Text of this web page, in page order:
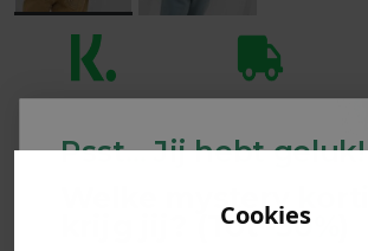
Cookies
Betaal achteraf
Voor 23:59 besteld
PRODUCTINFORMATIE
Psst... Jij hebt geluk!
Welke mystery
krijg jij? (Tot-30%